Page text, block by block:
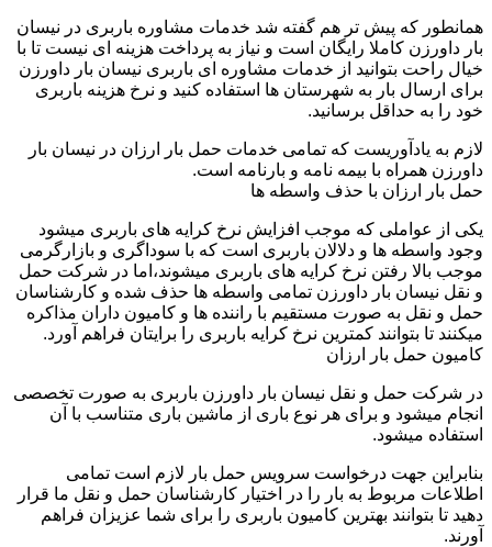
همانطور که پیش تر هم گفته شد خدمات مشاوره باربری در نیسان
بار داورزن کاملا رایگان است و نیاز به پرداخت هزینه ای نیست تا با
خیال راحت بتوانید از خدمات مشاوره ای باربری نیسان بار داورزن
برای ارسال بار به شهرستان ها استفاده کنید و نرخ هزینه باربری
خود را به حداقل برسانید.
لازم به یادآوریست که تمامی خدمات حمل بار ارزان در نیسان بار
داورزن همراه با بیمه نامه و بارنامه است.
حمل بار ارزان با حذف واسطه ها
یکی از عواملی که موجب افزایش نرخ کرایه های باربری میشود
وجود واسطه ها و دلالان باربری است که با سوداگری و بازارگرمی
موجب بالا رفتن نرخ کرایه های باربری میشوند،اما در شرکت حمل
و نقل نیسان بار داورزن تمامی واسطه ها حذف شده و کارشناسان
حمل و نقل به صورت مستقیم با راننده ها و کامیون داران مذاکره
میکنند تا بتوانند کمترین نرخ کرایه باربری را برایتان فراهم آورد.
کامیون حمل بار ارزان
در شرکت حمل و نقل نیسان بار داورزن باربری به صورت تخصصی
انجام میشود و برای هر نوع باری از ماشین باری متناسب با آن
استفاده میشود.
بنابراین جهت درخواست سرویس حمل بار لازم است تمامی
اطلاعات مربوط به بار را در اختیار کارشناسان حمل و نقل ما قرار
دهید تا بتوانند بهترین کامیون باربری را برای شما عزیزان فراهم
آورند.